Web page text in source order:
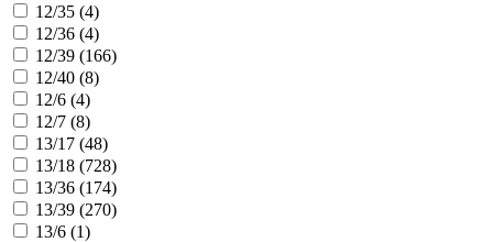
12/35 (4)
12/36 (4)
12/39 (166)
12/40 (8)
12/6 (4)
12/7 (8)
13/17 (48)
13/18 (728)
13/36 (174)
13/39 (270)
13/6 (1)